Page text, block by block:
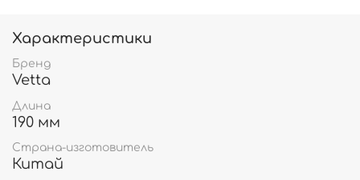
Характеристики
Бренд
Vetta
Длина
190 мм
Страна-изготовитель
Китай